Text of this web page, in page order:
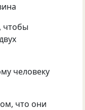
чтобы
человеку
что они